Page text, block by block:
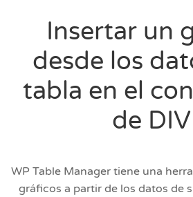
Insertar un
desde los
tabla en el
de
WP Table Manager tiene una
gráficos a partir de los datos de